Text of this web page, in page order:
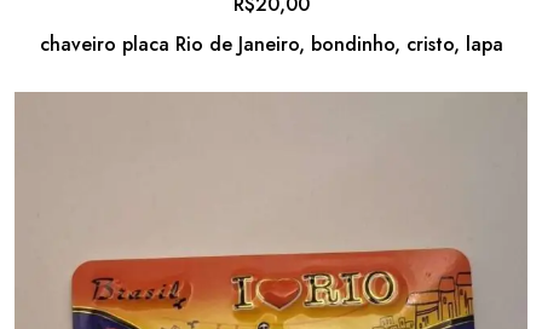
chaveiro placa Rio de Janeiro, bondinho, cristo, lapa